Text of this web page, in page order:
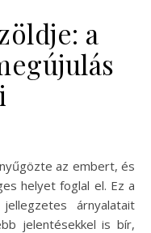
a
helyet foglal el. Ez a
árnyalatait
jelentésekkel is bír,